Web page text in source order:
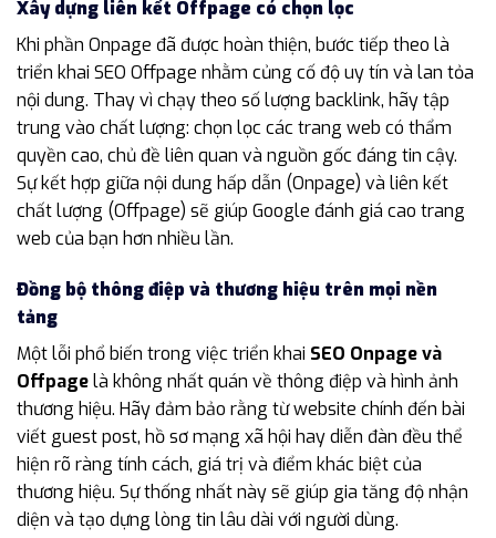
Xây dựng liên kết Offpage có chọn lọc
Khi phần Onpage đã được hoàn thiện, bước tiếp theo là
triển khai SEO Offpage nhằm củng cố độ uy tín và lan tỏa
nội dung. Thay vì chạy theo số lượng backlink, hãy tập
trung vào chất lượng: chọn lọc các trang web có thẩm
quyền cao, chủ đề liên quan và nguồn gốc đáng tin cậy.
Sự kết hợp giữa nội dung hấp dẫn (Onpage) và liên kết
chất lượng (Offpage) sẽ giúp Google đánh giá cao trang
web của bạn hơn nhiều lần.
Đồng bộ thông điệp và thương hiệu trên mọi nền
tảng
Một lỗi phổ biến trong việc triển khai SEO Onpage và
Offpagelà không nhất quán về thông điệp và hình ảnh
thương hiệu. Hãy đảm bảo rằng từ website chính đến bài
viết guest post, hồ sơ mạng xã hội hay diễn đàn đều thể
hiện rõ ràng tính cách, giá trị và điểm khác biệt của
thương hiệu. Sự thống nhất này sẽ giúp gia tăng độ nhận
diện và tạo dựng lòng tin lâu dài với người dùng.